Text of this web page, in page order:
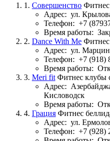
1. Совершенство
Адрес: ул.
Телефон: +7
Время работы:
2. Dance With Me Фитнес
Адрес: ул.
Телефон: +7 (918)
Время работы:
3. Meri fit Фитнес клубы
Адрес:
Кисловодск
Время работы:
4. Грация Фитнес
Адрес: ул.
Телефон: +7 (928)